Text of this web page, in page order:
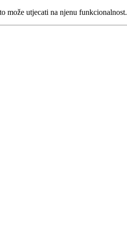
može utjecati na njenu funkcionalnost.